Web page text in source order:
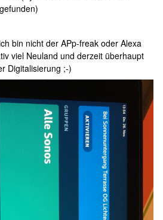
bin nicht der APp-freak oder Alexa
viel Neuland und derzeit überhaupt
Digitalisierung ;-)